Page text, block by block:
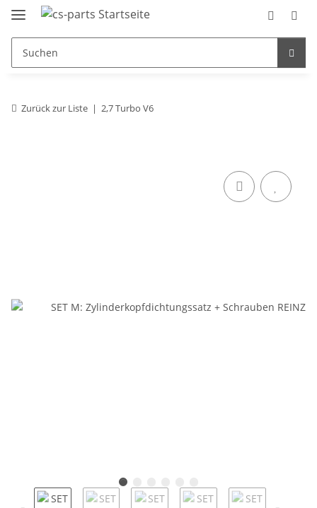
Zurück zur Liste 2,7 Turbo V6